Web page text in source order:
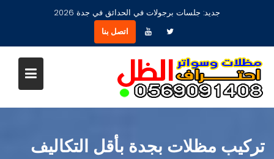
مظلات جلسات حدائق أشكال مودرن عصرية جديدة بجدة
اتصل بنا
تركيب مظلات بجدة بأقل التكاليف